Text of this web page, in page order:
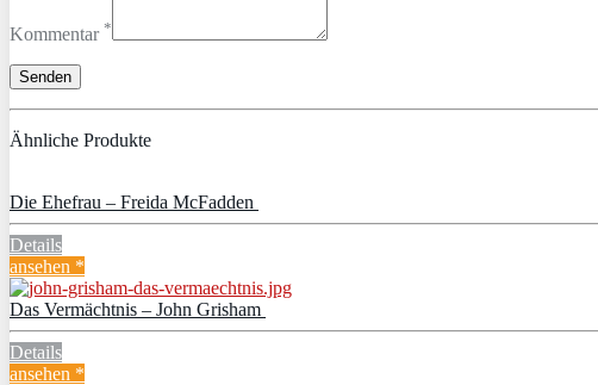
Kommentar *
Ähnliche Produkte
Die Ehefrau – Freida McFadden
Details
ansehen *
Das Vermächtnis – John Grisham
Details
ansehen *